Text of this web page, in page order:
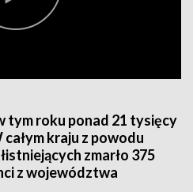
tym roku ponad 21 tysięcy
kraju z powodu
zmarło 375
z województwa